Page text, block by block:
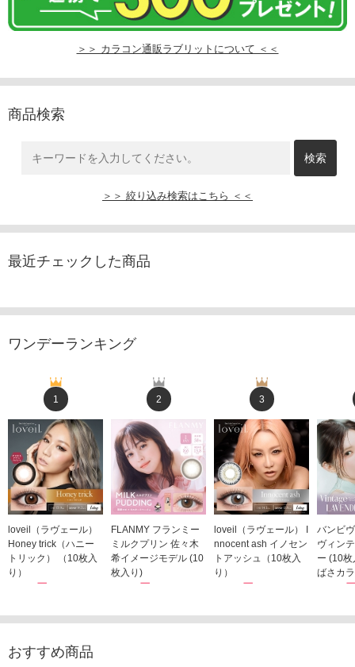
＞＞ カラコン通販ラブリットについて ＜＜
商品検索
＞＞ 絞り込み検索はこちら ＜＜
最近チェックした商品
ワンデーランキング
1
loveil（ラヴェール）
Honey trick（ハニー
トリック） （10枚入
り）
1,760円
2
FLANMY フランミー
ミルクプリン 佐々木
希イメージモデル (10
枚入り)
1,815円
3
loveil（ラヴェール） I
nnocent ash イノセン
トアッシュ（10枚入
り）
1,760円
バンビ
ヴィン
ー (10
ばさカ
1,848
おすすめ商品